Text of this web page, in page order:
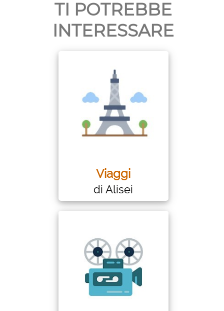
TI POTREBBE
INTERESSARE
Viaggi
di Alisei